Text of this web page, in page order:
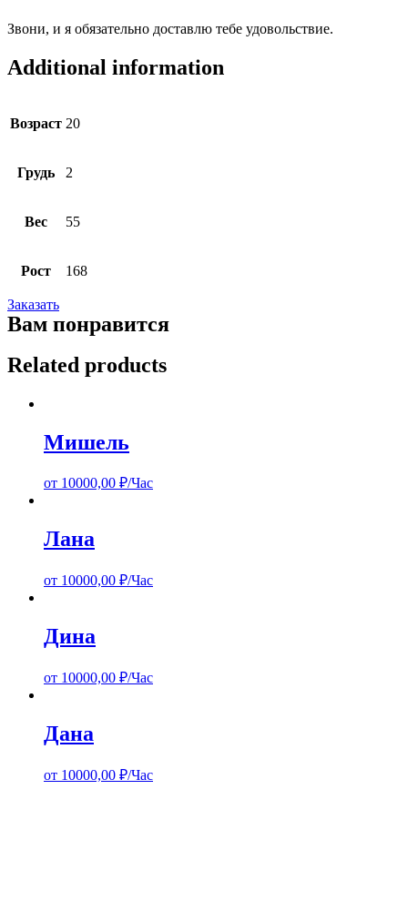
Звони, и я обязательно доставлю тебе удовольствие.
Additional information
Возраст 20
Грудь 2
Вес 55
Рост 168
Заказать
Вам понравится
Related products
Мишель
от 10000,00 ₽/Час
Лана
от 10000,00 ₽/Час
Дина
от 10000,00 ₽/Час
Дана
от 10000,00 ₽/Час